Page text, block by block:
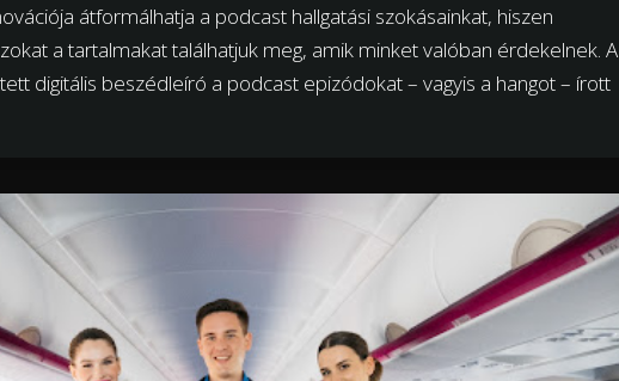
átformálhatja a podcast hallgatási szokásainkat, hiszen
a tartalmakat találhatjuk meg, amik minket valóban érdekelnek. A
digitális beszédleíró a podcast epizódokat – vagyis a hangot – írott